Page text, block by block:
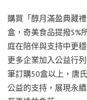
購買「醇月滿盈典藏
盒，奇美食品提撥5%
庭在陪伴與支持中更
更多企業加入公益行
筆訂購50盒以上，唐
公益的支持，展現永